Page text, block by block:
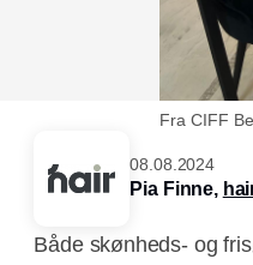
Fra CIFF
08.08.2024
Pia Finne,
Både skønheds- og